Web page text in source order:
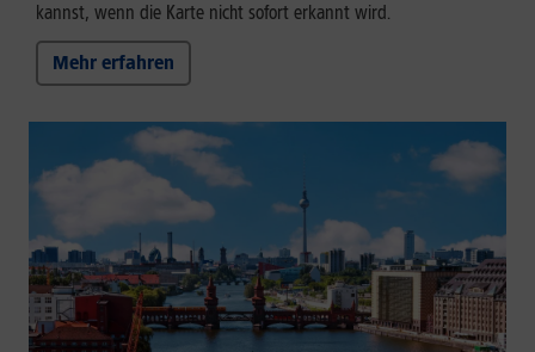
kannst, wenn die Karte nicht sofort erkannt wird.
Mehr erfahren